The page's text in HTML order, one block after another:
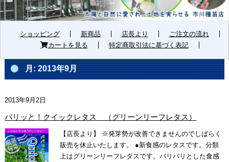
ショッピング 新商品 店長より
ご注文の流れ
カートを見る
特定商取引法に基づく表記
月:2013年9月
2013年9月2日
パリッと！クイックレタス （グリーンリーフレタス）
【店長より】 ※発芽勢が改善できませんのでしばらく
販売を休止いたします。 ●新食感のレタスです。分類
上はグリーンリーフレタスです。パリパリとした食感